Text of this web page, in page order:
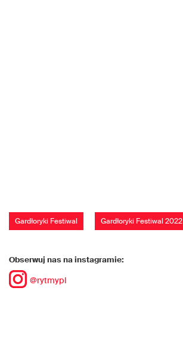
Gardłoryki Festiwal Gardłoryki Festiwal 2022
Obserwuj nas na instagramie:
@rytmypl